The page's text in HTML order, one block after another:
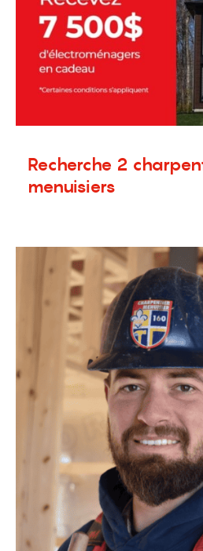
Recherche 2
menuisiers